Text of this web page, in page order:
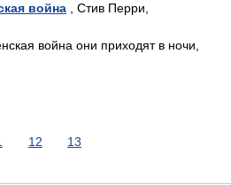
война , Стив Перри,
война они приходят в ночи,
12 13